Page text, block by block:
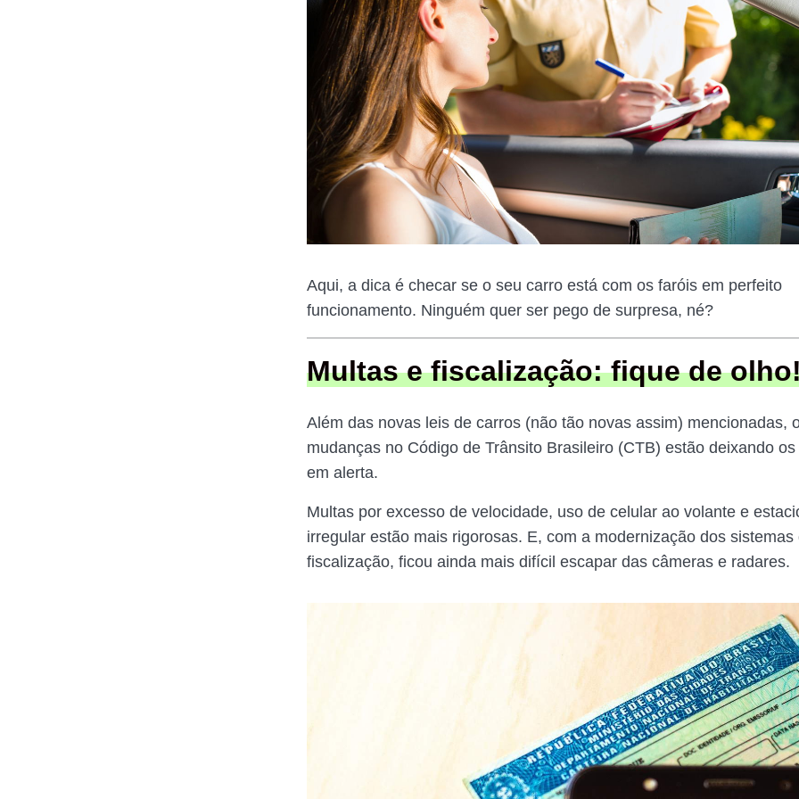
Aqui, a dica é checar se o seu carro está com os faróis em perfeito
funcionamento. Ninguém quer ser pego de surpresa, né?
Multas e fiscalização: fique de
Além das novas leis de carros (não tão novas assim) mencionadas,
mudanças no Código de Trânsito Brasileiro (CTB) estão deixando
em alerta.
Multas por excesso de velocidade, uso de celular ao volante e
irregular estão mais rigorosas. E, com a modernização dos sistemas
fiscalização, ficou ainda mais difícil escapar das câmeras e radares.